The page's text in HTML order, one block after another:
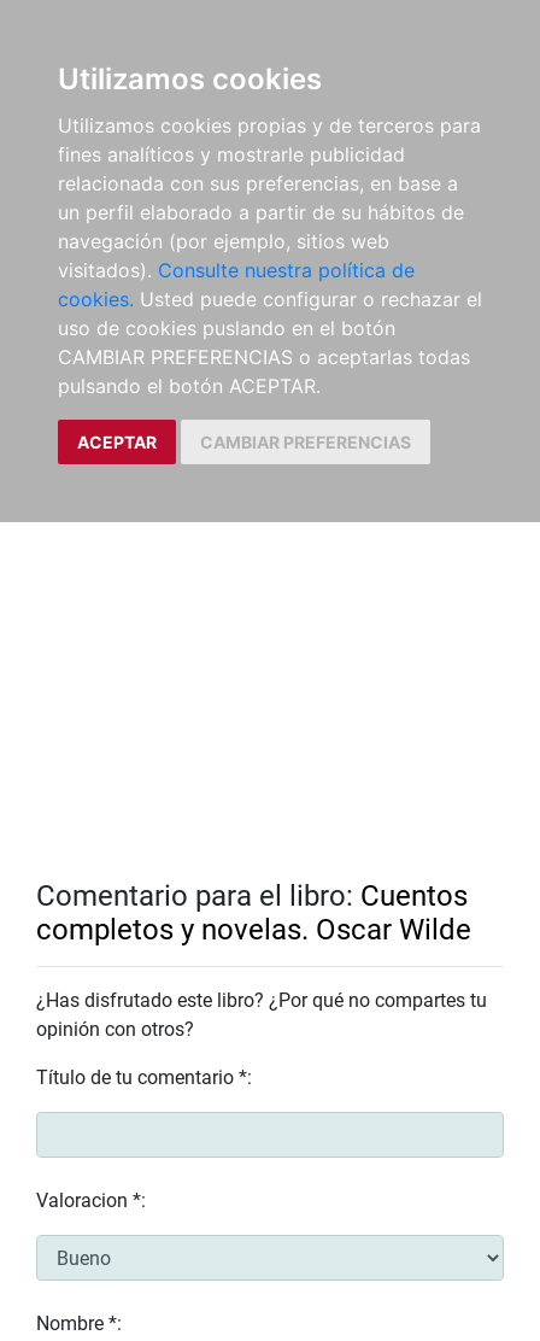
Utilizamos cookies
Utilizamos cookies propias y de terceros para
fines analíticos y mostrarle publicidad
relacionada con sus preferencias, en base a
un perfil elaborado a partir de su hábitos de
navegación (por ejemplo, sitios web
visitados). Consulte nuestra política de
cookies. Usted puede configurar o rechazar el
uso de cookies puslando en el botón
CAMBIAR PREFERENCIAS o aceptarlas todas
pulsando el botón ACEPTAR.
ACEPTAR CAMBIAR PREFERENCIAS
Comentario para el libro: Cuentos
completos y novelas. Oscar Wilde
¿Has disfrutado este libro? ¿Por qué no compartes tu
opinión con otros?
Título de tu comentario *:
Valoracion *:
Nombre *: